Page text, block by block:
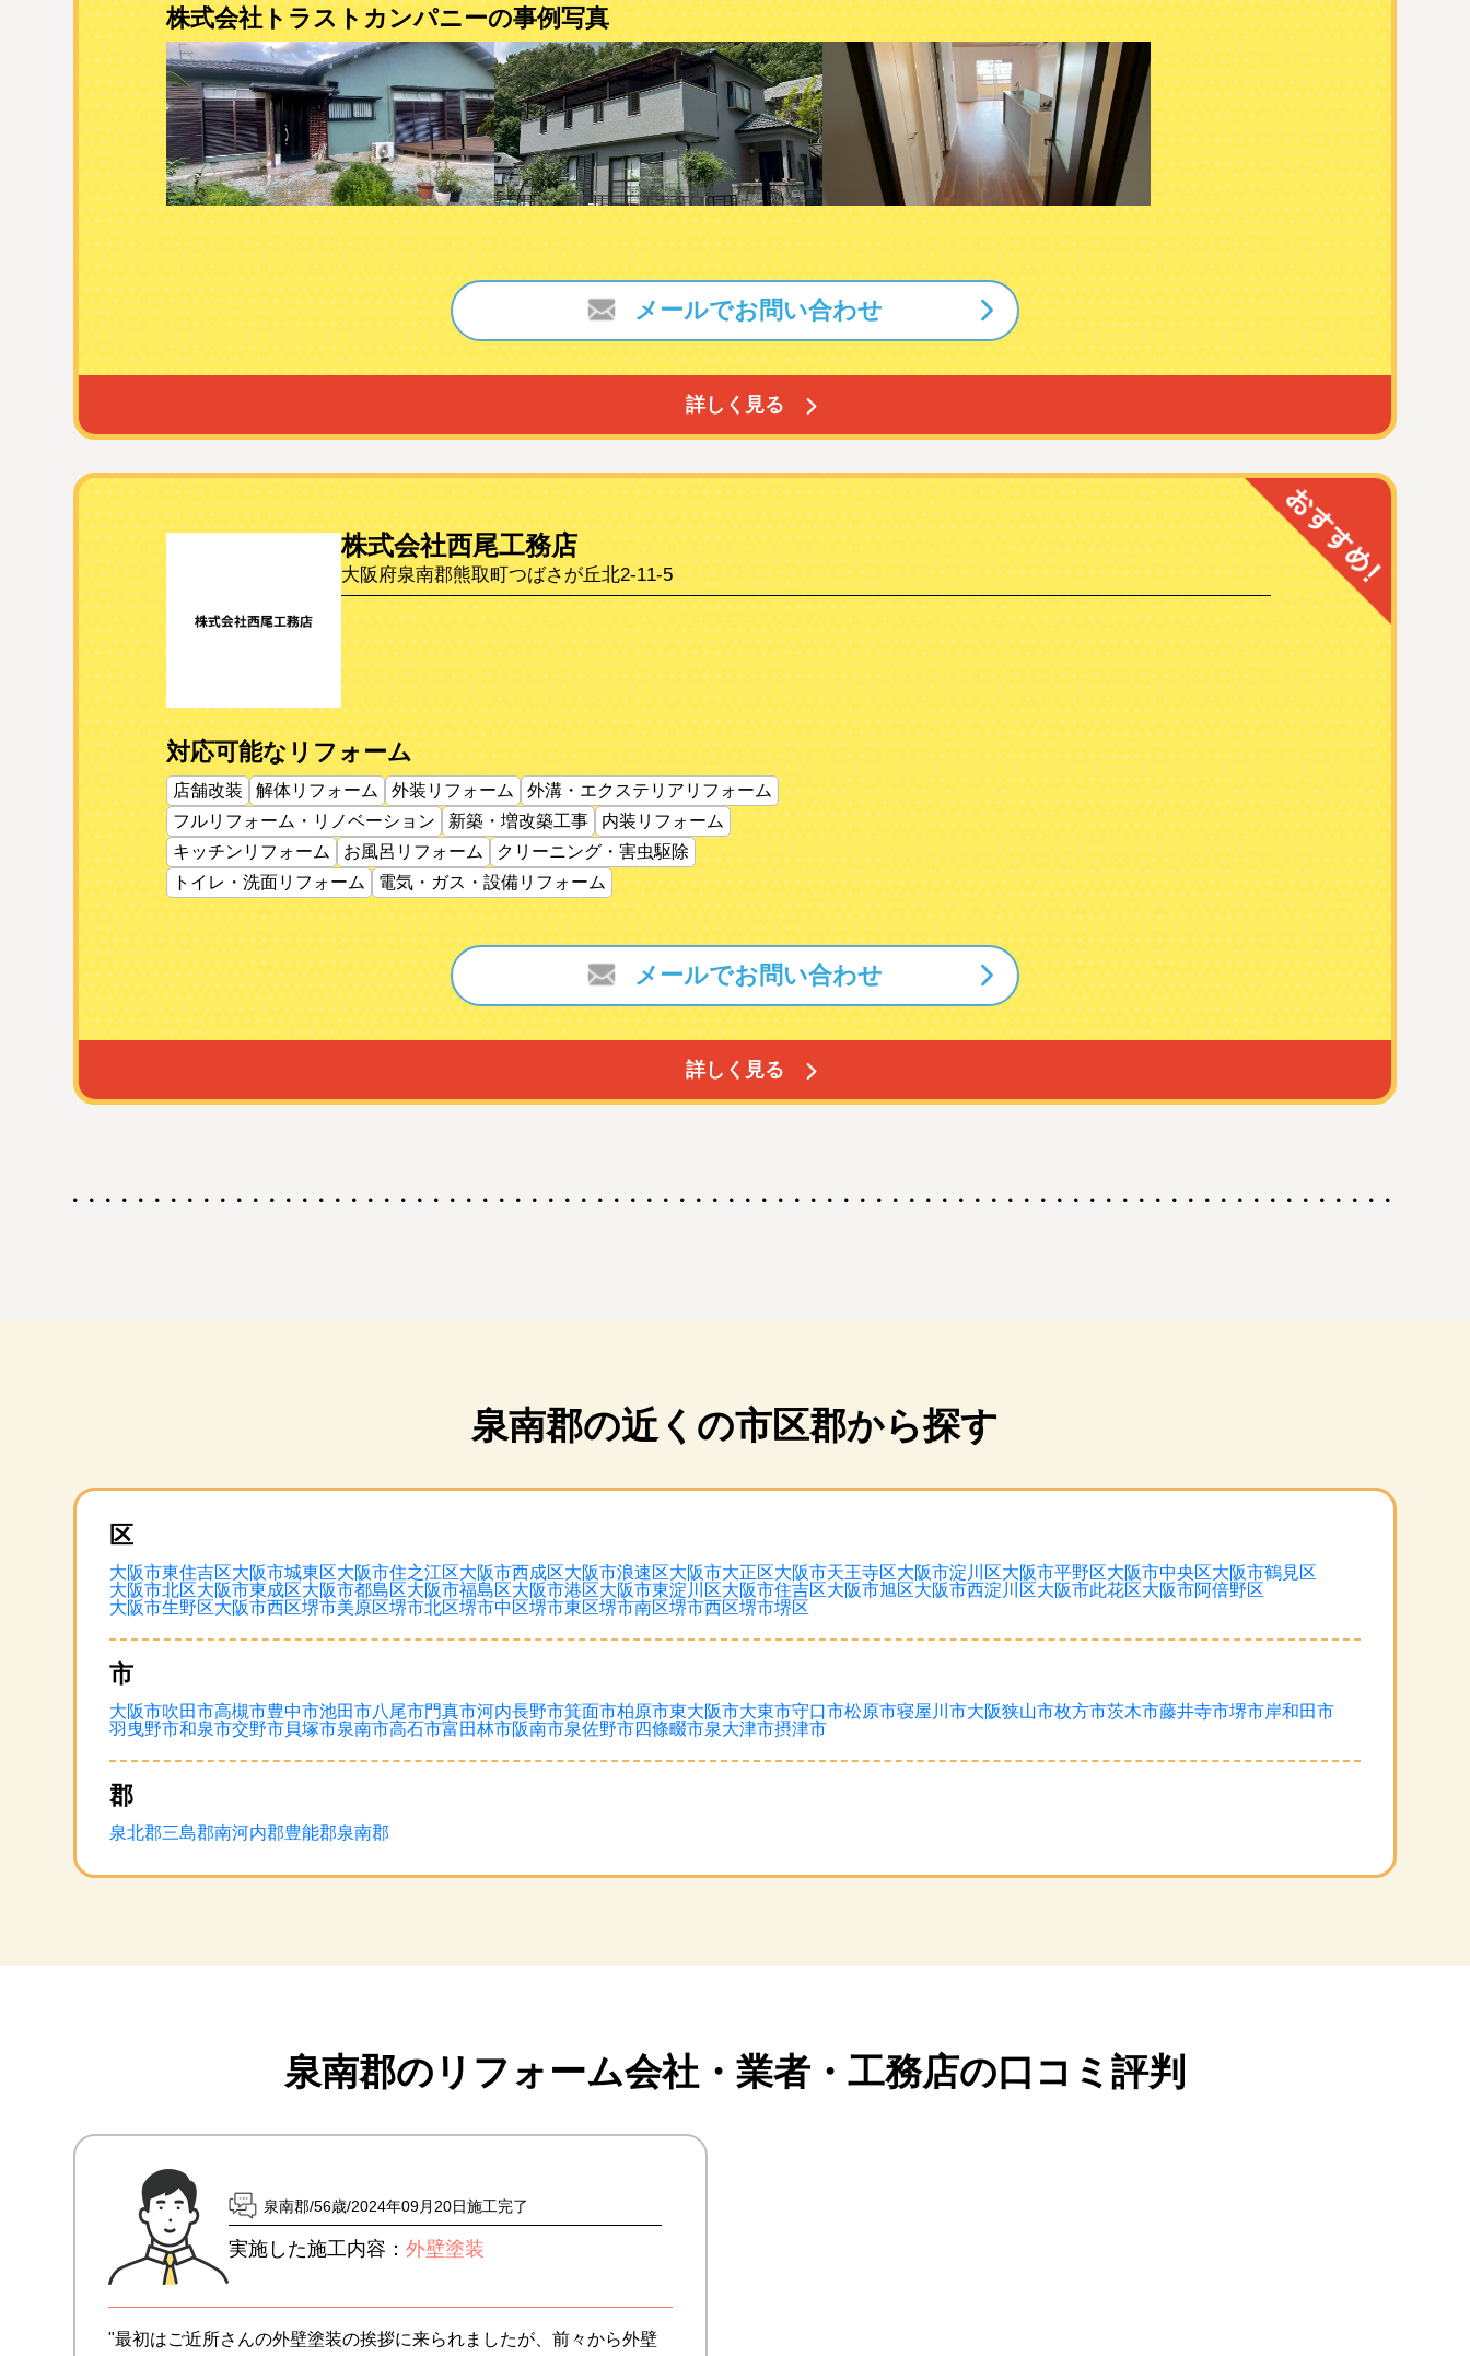
株式会社トラストカンパニーの事例写真
詳しく見る
メールでお問い合わせ
株式会社西尾工務店
大阪府泉南郡熊取町つばさが丘北2-11-5
対応可能なリフォーム
店舗改装 解体リフォーム 外装リフォーム
外溝・エクステリアリフォーム
フルリフォーム・リノベーション
新築・増改築工事
内装リフォーム
キッチンリフォーム
お風呂リフォーム
クリーニング・害虫駆除
トイレ・洗面リフォーム
電気・ガス・設備リフォーム
詳しく見る
メールでお問い合わせ
泉南郡の近くの市区郡から探す
区
大阪市東住吉区大阪市城東区大阪市住之江区大阪市西成区大阪市浪速区大阪市大正区大阪市天王寺区大阪市淀川区大阪市平野区大阪市中央区大阪市鶴見区
大阪市北区大阪市東成区大阪市都島区大阪市福島区大阪市港区大阪市東淀川区大阪市住吉区大阪市旭区大阪市西淀川区大阪市此花区大阪市阿倍野区
大阪市生野区大阪市西区堺市美原区堺市北区堺市中区堺市東区堺市南区堺市西区堺市堺区
市
大阪市吹田市高槻市豊中市池田市八尾市門真市河内長野市箕面市柏原市東大阪市大東市守口市松原市寝屋川市大阪狭山市枚方市茨木市藤井寺市堺市岸和田市
羽曳野市和泉市交野市貝塚市泉南市高石市富田林市阪南市泉佐野市四條畷市泉大津市摂津市
郡
泉北郡三島郡南河内郡豊能郡泉南郡
泉南郡のリフォーム会社・業者・ 工務店の口コミ評判
泉南郡 56歳 2024年09月20日施工完了
実施した施工内容： 外壁塗装
"最初はご近所さんの外壁塗装の挨拶に来られましたが、前々から外壁